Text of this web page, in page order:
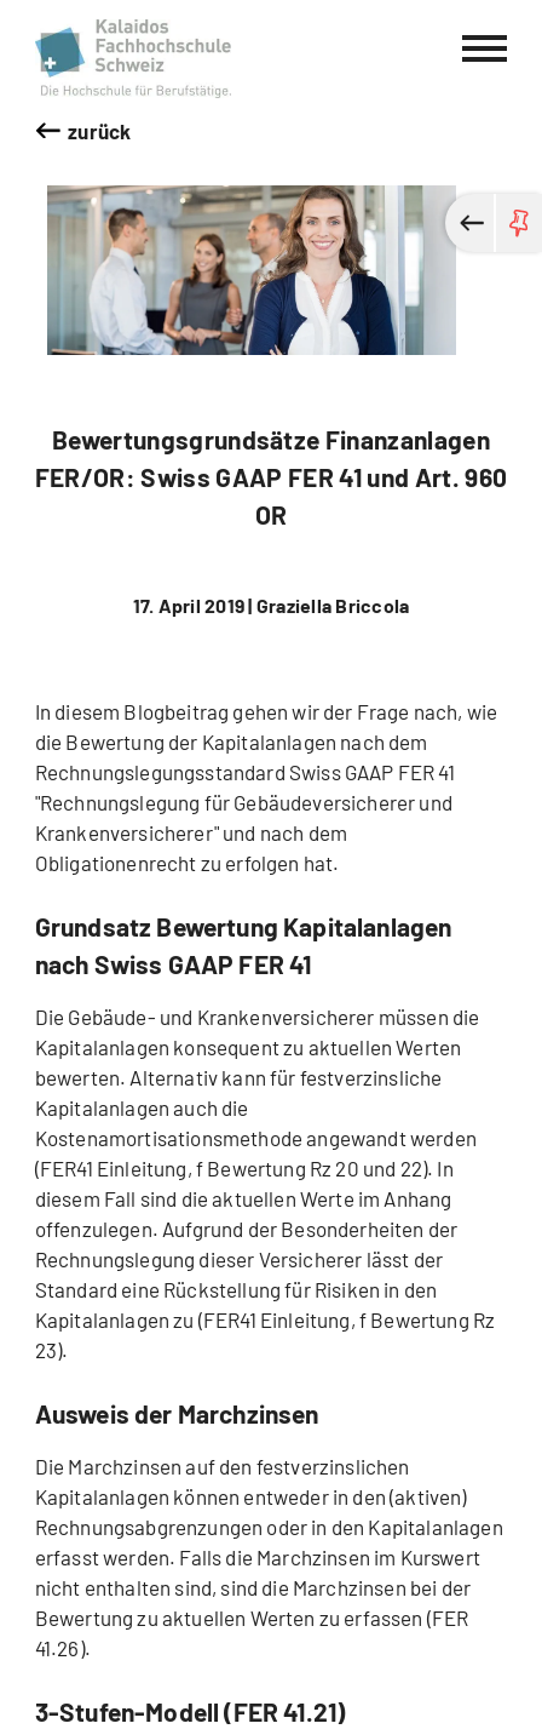
Kalaidos Fachhochschule Schweiz
zurück
Bewertungsgrundsätze Finanzanlagen
FER/OR: Swiss GAAP FER 41 und Art. 960
OR
17. April 2019 | Graziella Briccola
In diesem Blogbeitrag gehen wir der Frage nach, wie
die Bewertung der Kapitalanlagen nach dem
Rechnungslegungsstandard Swiss GAAP FER 41
"Rechnungslegung für Gebäudeversicherer und
Krankenversicherer" und nach dem
Obligationenrecht zu erfolgen hat.
Grundsatz Bewertung Kapitalanlagen
nach Swiss GAAP FER 41
Die Gebäude- und Krankenversicherer müssen die
Kapitalanlagen konsequent zu aktuellen Werten
bewerten. Alternativ kann für festverzinsliche
Kapitalanlagen auch die
Kostenamortisationsmethode angewandt werden
(FER41 Einleitung, f Bewertung Rz 20 und 22). In
diesem Fall sind die aktuellen Werte im Anhang
offenzulegen. Aufgrund der Besonderheiten der
Rechnungslegung dieser Versicherer lässt der
Standard eine Rückstellung für Risiken in den
Kapitalanlagen zu (FER41 Einleitung, f Bewertung Rz
23).
Ausweis der Marchzinsen
Die Marchzinsen auf den festverzinslichen
Kapitalanlagen können entweder in den (aktiven)
Rechnungsabgrenzungen oder in den Kapitalanlagen
erfasst werden. Falls die Marchzinsen im Kurswert
nicht enthalten sind, sind die Marchzinsen bei der
Bewertung zu aktuellen Werten zu erfassen (FER
41.26).
3-Stufen-Modell (FER 41.21)